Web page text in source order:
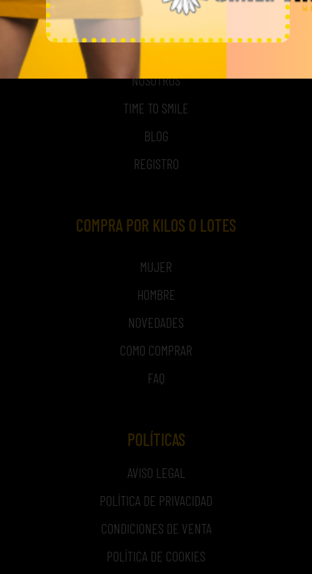
MI CUENTA
NOSOTROS
TIME TO SMILE
BLOG
REGISTRO
COMPRA POR KILOS O LOTES
MUJER
HOMBRE
NOVEDADES
COMO COMPRAR
FAQ
POLÍTICAS
AVISO LEGAL
POLÍTICA DE PRIVACIDAD
CONDICIONES DE VENTA
POLÍTICA DE COOKIES